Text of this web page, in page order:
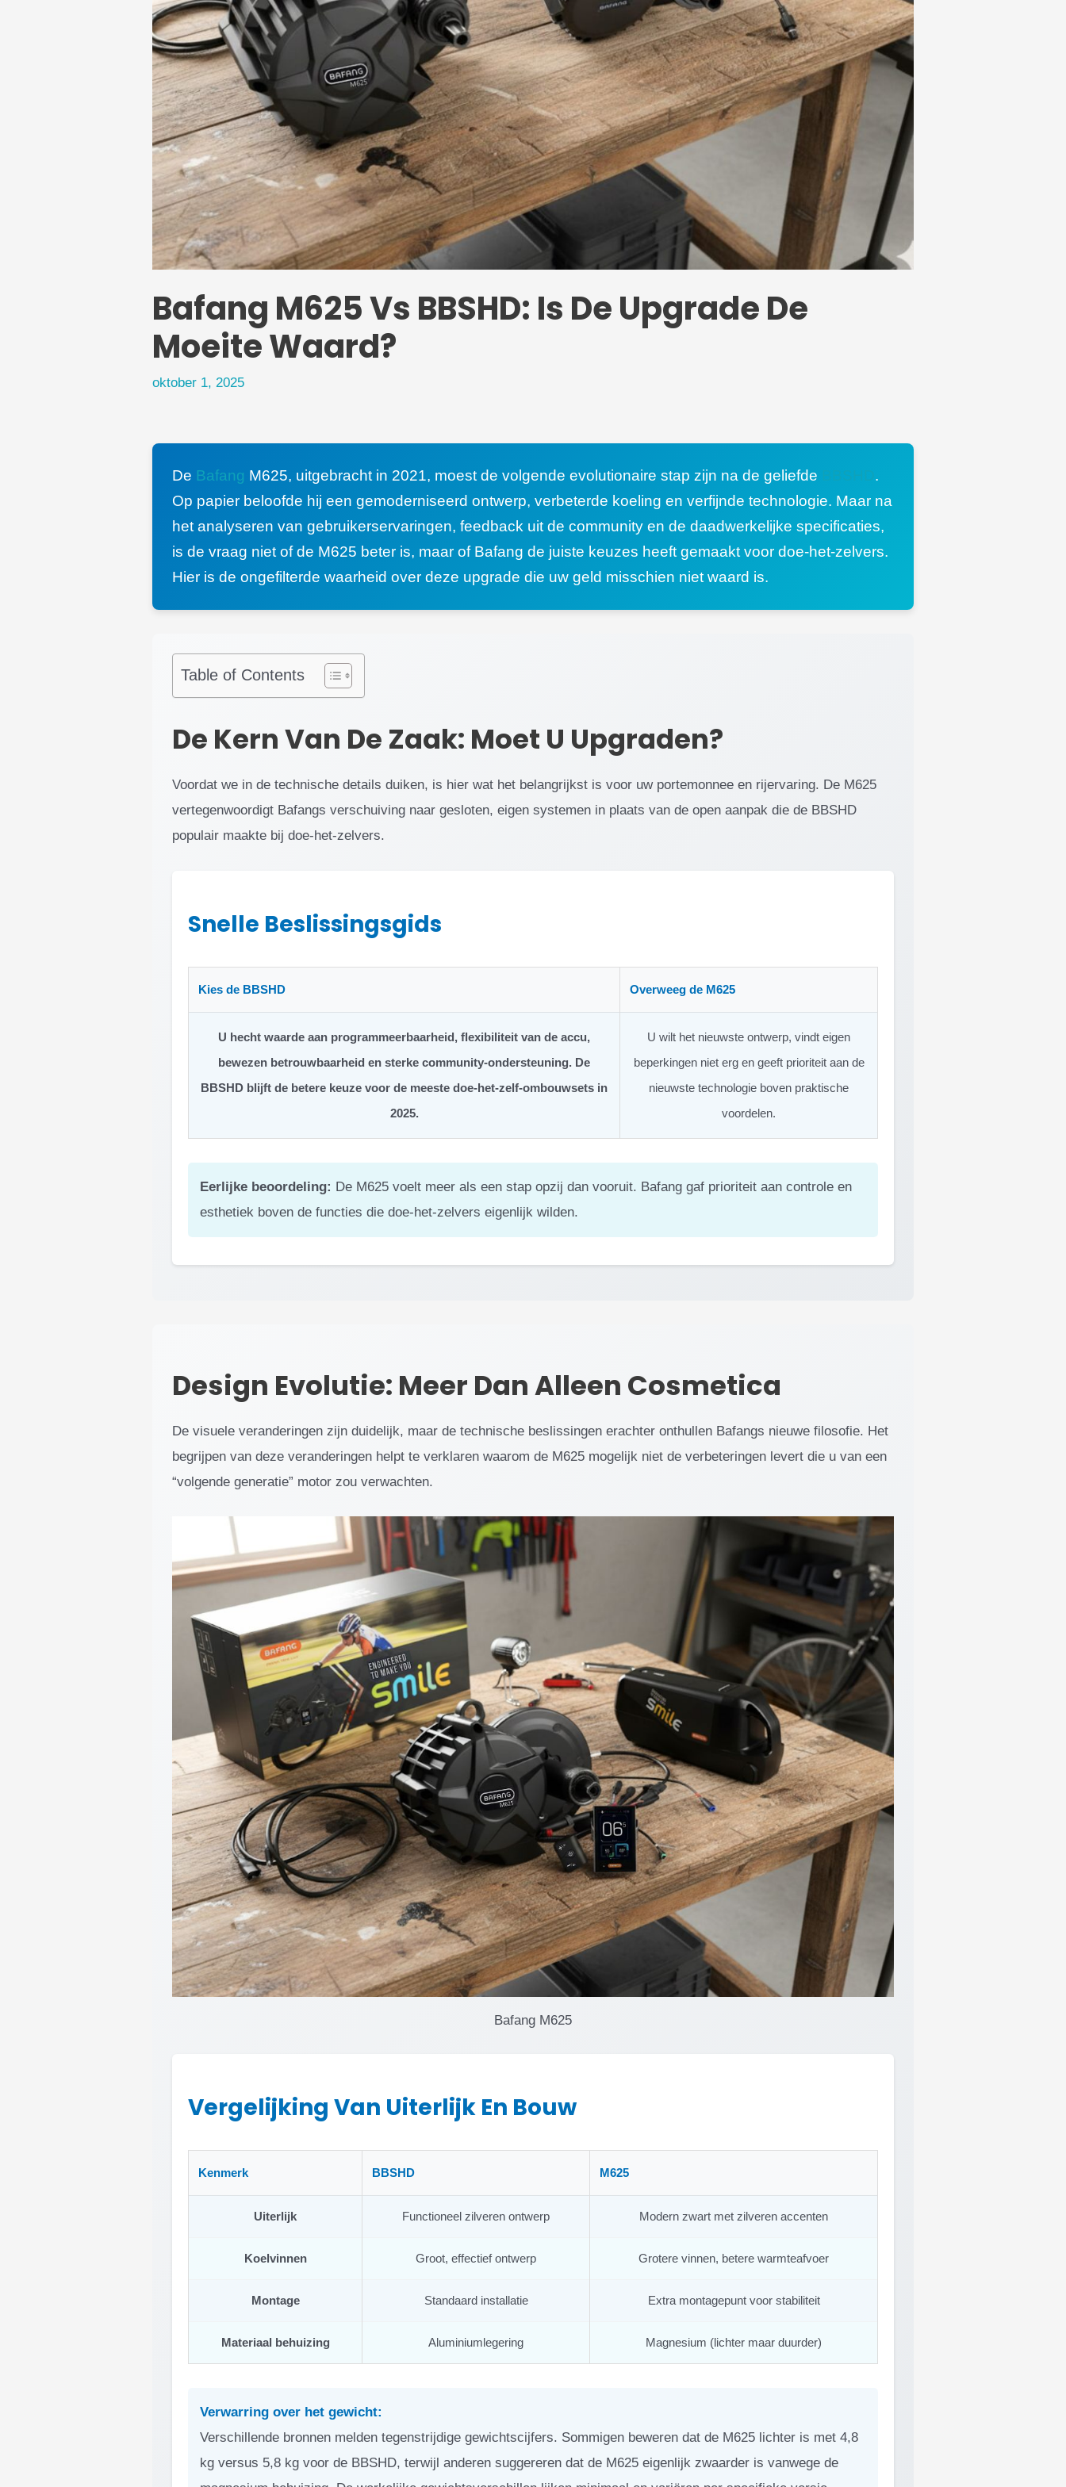
Bafang M625 Vs BBSHD: Is De Upgrade De
Moeite Waard?
oktober 1, 2025
De Bafang M625, uitgebracht in 2021, moest de volgende evolutionaire stap zijn na de geliefde
.
Op papier beloofde hij een gemoderniseerd ontwerp, verbeterde koeling en verfijnde technologie. Maar na
het analyseren van gebruikerservaringen, feedback uit de community en de daadwerkelijke specificaties,
is de vraag niet of de M625 beter is, maar of Bafang de juiste keuzes heeft gemaakt voor doe-het-zelvers.
Hier is de ongefilterde waarheid over deze upgrade die uw geld misschien niet waard is.
Table of Contents
De Kern Van De Zaak: Moet U Upgraden?
Voordat we in de technische details duiken, is hier wat het belangrijkst is voor uw portemonnee en rijervaring. De M625
vertegenwoordigt Bafangs verschuiving naar gesloten, eigen systemen in plaats van de open aanpak die de BBSHD
populair maakte bij doe-het-zelvers.
Snelle Beslissingsgids
Kies de BBSHD Overweeg de M625
U hecht waarde aan programmeerbaarheid, flexibiliteit van de accu,
bewezen betrouwbaarheid en sterke community-ondersteuning. De
BBSHD blijft de betere keuze voor de meeste doe-het-zelf-ombouwsets in
2025.
U wilt het nieuwste ontwerp, vindt eigen
beperkingen niet erg en geeft prioriteit aan de
nieuwste technologie boven praktische
voordelen.
Eerlijke beoordeling: De M625 voelt meer als een stap opzij dan vooruit. Bafang gaf prioriteit aan controle en
esthetiek boven de functies die doe-het-zelvers eigenlijk wilden.
Design Evolutie: Meer Dan Alleen Cosmetica
De visuele veranderingen zijn duidelijk, maar de technische beslissingen erachter onthullen Bafangs nieuwe filosofie. Het
begrijpen van deze veranderingen helpt te verklaren waarom de M625 mogelijk niet de verbeteringen levert die u van een
“volgende generatie” motor zou verwachten.
Bafang M625
Vergelijking Van Uiterlijk En Bouw
Kenmerk BBSHD M625
Uiterlijk Functioneel zilveren ontwerp Modern zwart met zilveren accenten
Koelvinnen Groot, effectief ontwerp Grotere vinnen, betere warmteafvoer
Montage Standaard installatie Extra montagepunt voor stabiliteit
Materiaal behuizing Aluminiumlegering Magnesium (lichter maar duurder)
Verwarring over het gewicht:
Verschillende bronnen melden tegenstrijdige gewichtscijfers. Sommigen beweren dat de M625 lichter is met 4,8
kg versus 5,8 kg voor de BBSHD, terwijl anderen suggereren dat de M625 eigenlijk zwaarder is vanwege de